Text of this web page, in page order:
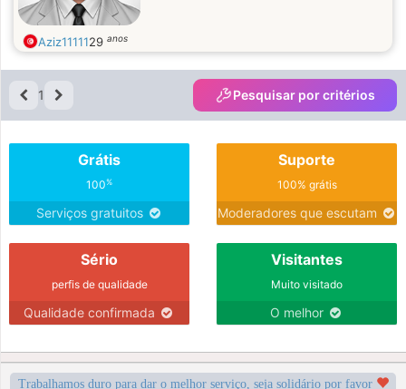
Aziz1111129 anos
1 Pesquisar por critérios
Grátis
100%
Serviços gratuitos
Suporte
100% grátis
Moderadores que escutam
Sério
perfis de qualidade
Qualidade confirmada
Visitantes
Muito visitado
O melhor
Trabalhamos duro para dar o melhor serviço, seja solidário por favor